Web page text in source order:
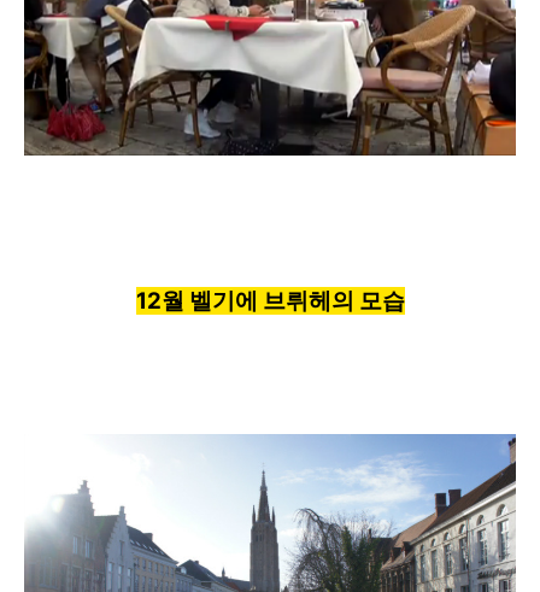
12월 벨기에 브뤼헤의 모습